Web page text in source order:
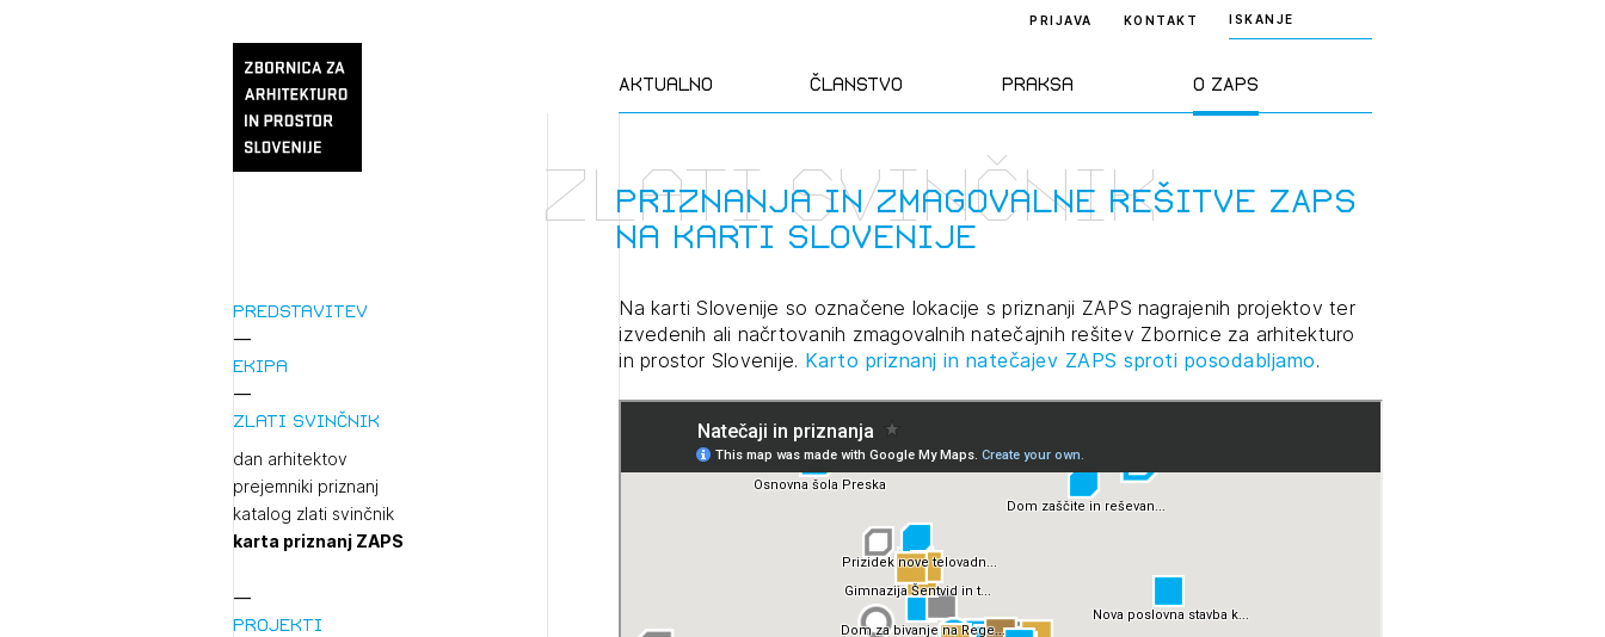
Aktualno Članstvo Praksa O ZAPS
PRIJAVA KONTAKT ISKANJE
Novice
Natečaji
Izobraževanja
Dogodki
Člani ZAPS
Kandidati za
Kandidati za
izpit
Standard ZAPS
Zakonodaja
Opravljanje
Sklepanje poslov
Zlati svinčnik
Projekti
Knjižnica
priznanja in zmagovalne rešitve ZAPS
na karti Slovenije
zlati svinčnik
Predstavitev
Ekipa
Zlati svinčnik
dan arhitektov
prejemniki priznanj
katalog zlati svinčnik
karta priznanj ZAPS
Projekti
Na karti Slovenije so označene lokacije s priznanji ZAPS nagrajenih projektov ter
izvedenih ali načrtovanih zmagovalnih natečajnih rešitev Zbornice za arhitekturo
in prostor Slovenije. Karto priznanj in natečajev ZAPS sproti posodabljamo.